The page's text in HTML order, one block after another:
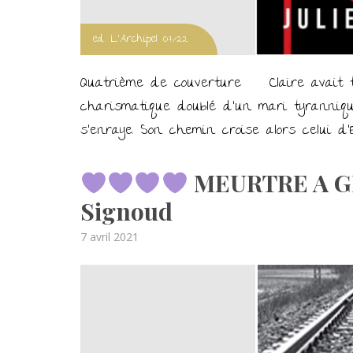
ed. L'Archipel 07/22
Quatrième de couverture Claire avait
charismatique doublé d’un mari
s’enraye. Son chemin croise alors celui
MEURTRE A
Signoud
Posted
7 avril 2021